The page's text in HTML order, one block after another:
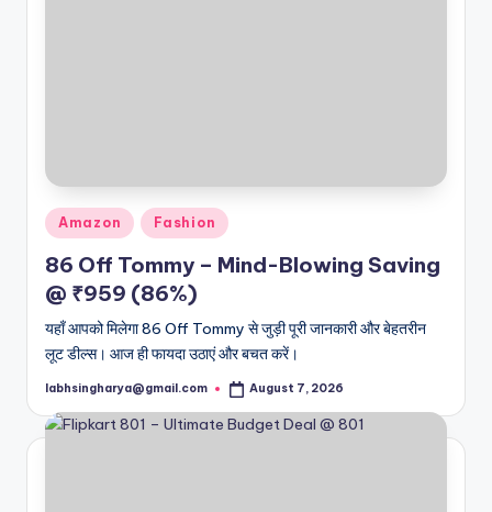
Posted
in
Amazon Fashion
86 Off Tommy – Mind-Blowing Saving
@ ₹959 (86%)
यहाँ आपको मिलेगा 86 Off Tommy से जुड़ी पूरी जानकारी और बेहतरीन
लूट डील्स। आज ही फायदा उठाएं और बचत करें।
Posted
labhsingharya@gmail.com August 7, 2026